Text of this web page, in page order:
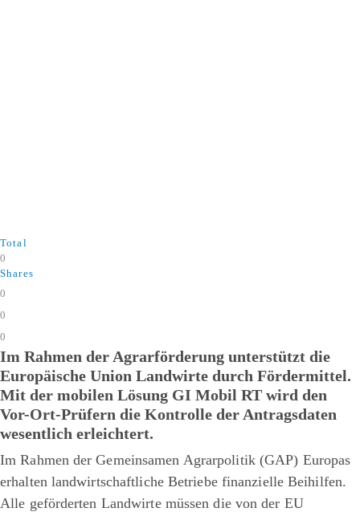
Total
0
Shares
0
0
0
Im Rahmen der Agrarförderung unterstützt die
Europäische Union Landwirte durch Fördermittel.
Mit der mobilen Lösung GI Mobil RT wird den
Vor-Ort-Prüfern die Kontrolle der Antragsdaten
wesentlich erleichtert.
Im Rahmen der Gemeinsamen Agrarpolitik (GAP) Europas
erhalten landwirtschaftliche Betriebe finanzielle Beihilfen.
Alle geförderten Landwirte müssen die von der EU